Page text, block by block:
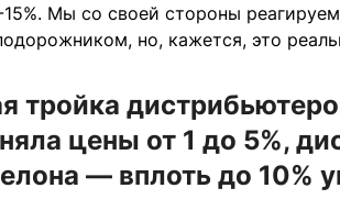
Мы со своей стороны
но, кажется, это
тройка
цены от 1 до 5%,
— вплоть до 10%